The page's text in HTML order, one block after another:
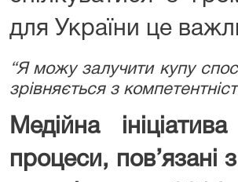
для України це
“Я можу залучити купу
зрівняється з
Медійна
процеси,